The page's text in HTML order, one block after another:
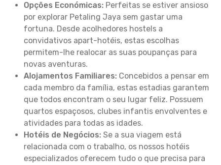
Opções Económicas: Perfeitas se estiver ansioso
por explorar Petaling Jaya sem gastar uma
fortuna. Desde acolhedores hostels a
convidativos apart-hotéis, estas escolhas
permitem-lhe realocar as suas poupanças para
novas aventuras.
Alojamentos Familiares: Concebidos a pensar em
cada membro da família, estas estadias garantem
que todos encontram o seu lugar feliz. Possuem
quartos espaçosos, clubes infantis envolventes e
atividades para todas as idades.
Hotéis de Negócios: Se a sua viagem está
relacionada com o trabalho, os nossos hotéis
especializados oferecem tudo o que precisa para